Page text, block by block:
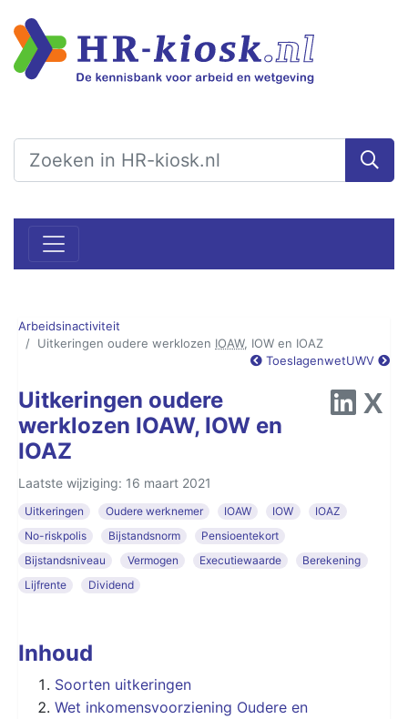
Arbeidsinactiviteit
Uitkeringen oudere werklozen IOAW, IOW en IOAZ
ToeslagenwetUWV
Uitkeringen oudere
werklozen IOAW, IOW en
IOAZ
Laatste wijziging: 16 maart 2021
Uitkeringen Oudere werknemer IOAW IOW
IOAZ
No-riskpolis
Bijstandsnorm
Pensioentekort
Bijstandsniveau
Vermogen Executiewaarde
Berekening
Lijfrente
Dividend
Inhoud
Soorten uitkeringen
Wet inkomensvoorziening Oudere en